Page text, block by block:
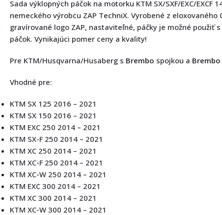
Sada výklopných páčok na motorku KTM SX/SXF/EXC/EXCF
nemeckého výrobcu ZAP TechniX. Vyrobené z eloxovaného
gravírované logo ZAP, nastaviteľné, páčky je možné použiť
páčok. Vynikajúci pomer ceny a kvality!
Pre KTM/Husqvarna/Husaberg s Brembo spojkou a Brembo
Vhodné pre:
KTM SX 125 2016 – 2021
KTM SX 150 2016 – 2021
KTM EXC 250 2014 – 2021
KTM SX-F 250 2014 – 2021
KTM XC 250 2014 – 2021
KTM XC-F 250 2014 – 2021
KTM XC-W 250 2014 – 2021
KTM EXC 300 2014 – 2021
KTM XC 300 2014 – 2021
KTM XC-W 300 2014 – 2021